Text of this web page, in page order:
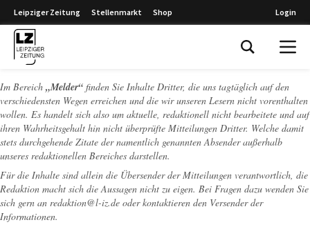
Leipziger Zeitung Stellenmarkt Shop Login
Im Bereich „Melder“ finden Sie Inhalte Dritter, die uns tagtäglich auf den
verschiedensten Wegen erreichen und die wir unseren Lesern nicht vorenthalten
wollen. Es handelt sich also um aktuelle, redaktionell nicht bearbeitete und auf
ihren Wahrheitsgehalt hin nicht überprüfte Mitteilungen Dritter. Welche damit
stets durchgehende Zitate der namentlich genannten Absender außerhalb
unseres redaktionellen Bereiches darstellen.
Für die Inhalte sind allein die Übersender der Mitteilungen verantwortlich, die
Redaktion macht sich die Aussagen nicht zu eigen. Bei Fragen dazu wenden Sie
sich gern an redaktion@l-iz.de oder kontaktieren den Versender der
Informationen.